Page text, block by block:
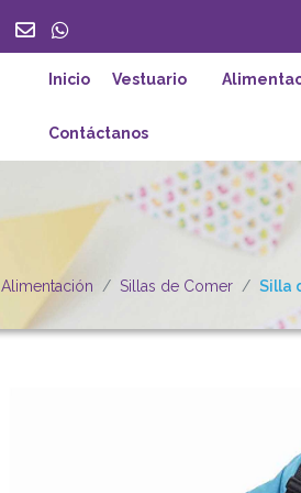
Inicio Vestuario
Contáctanos
Alimentación Sillas de Comer Silla